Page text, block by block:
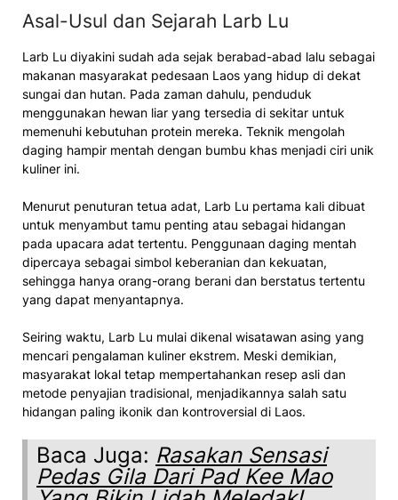
Asal-Usul dan Sejarah Larb Lu
Larb Lu diyakini sudah ada sejak berabad-abad lalu sebagai
makanan masyarakat pedesaan Laos yang hidup di dekat
sungai dan hutan. Pada zaman dahulu, penduduk
menggunakan hewan liar yang tersedia di sekitar untuk
memenuhi kebutuhan protein mereka. Teknik mengolah
daging hampir mentah dengan bumbu khas menjadi ciri unik
kuliner ini.
Menurut penuturan tetua adat, Larb Lu pertama kali dibuat
untuk menyambut tamu penting atau sebagai hidangan
pada upacara adat tertentu. Penggunaan daging mentah
dipercaya sebagai simbol keberanian dan kekuatan,
sehingga hanya orang-orang berani dan berstatus tertentu
yang dapat menyantapnya.
Seiring waktu, Larb Lu mulai dikenal wisatawan asing yang
mencari pengalaman kuliner ekstrem. Meski demikian,
masyarakat lokal tetap mempertahankan resep asli dan
metode penyajian tradisional, menjadikannya salah satu
hidangan paling ikonik dan kontroversial di Laos.
Baca Juga: Rasakan Sensasi
Pedas Gila Dari Pad Kee Mao